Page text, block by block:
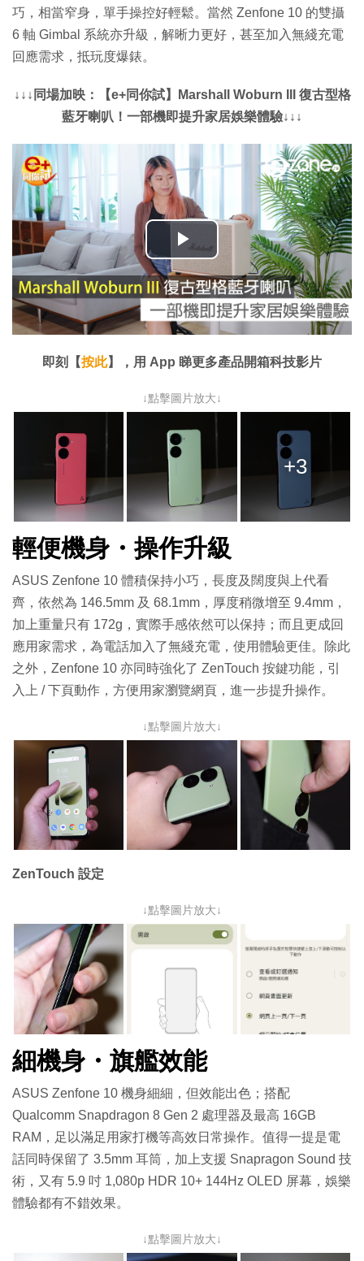
巧，相當窄身，單手操控好輕鬆。當然 Zenfone 10 的雙攝
6 軸 Gimbal 系統亦升級，解晰力更好，甚至加入無綫充電
回應需求，抵玩度爆錶。
↓↓↓同場加映：【e+同你試】Marshall Woburn III 復古型格
藍牙喇叭！一部機即提升家居娛樂體驗↓↓↓
播
放
影
片
即刻【按此】，用 App 睇更多產品開箱科技影片
↓點擊圖片放大↓
+3
輕便機身・操作升級
ASUS Zenfone 10 體積保持小巧，長度及闊度與上代看
齊，依然為 146.5mm 及 68.1mm，厚度稍微增至 9.4mm，
加上重量只有 172g，實際手感依然可以保持；而且更成回
應用家需求，為電話加入了無綫充電，使用體驗更佳。除此
之外，Zenfone 10 亦同時強化了 ZenTouch 按鍵功能，引
入上 / 下頁動作，方便用家瀏覽網頁，進一步提升操作。
↓點擊圖片放大↓
ZenTouch 設定
↓點擊圖片放大↓
細機身・旗艦效能
ASUS Zenfone 10 機身細細，但效能出色；搭配
Qualcomm Snapdragon 8 Gen 2 處理器及最高 16GB
RAM，足以滿足用家打機等高效日常操作。值得一提是電
話同時保留了 3.5mm 耳筒，加上支援 Snapragon Sound 技
術，又有 5.9 吋 1,080p HDR 10+ 144Hz OLED 屏幕，娛樂
體驗都有不錯效果。
↓點擊圖片放大↓